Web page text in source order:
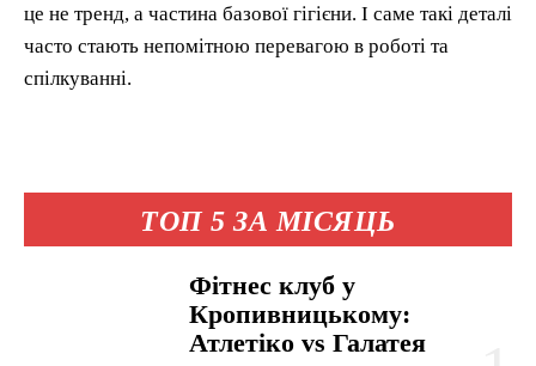
ТОП 5 ЗА МІСЯЦЬ
Фітнес клуб у
Кропивницькому:
Атлетіко vs Галатея
це не тренд, а частина базової гігієни. І саме такі деталі
часто стають непомітною перевагою в роботі та
спілкуванні.